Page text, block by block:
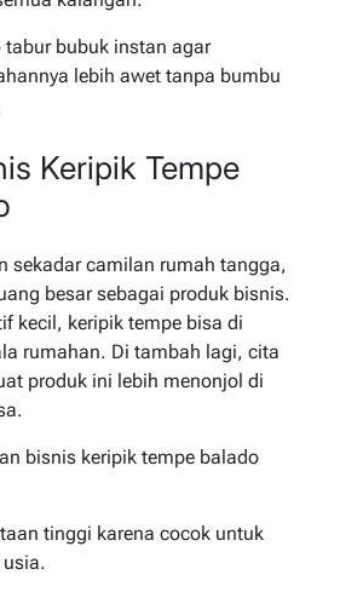
tabur bubuk instan agar
lebih awet tanpa bumbu
Keripik Tempe
sekadar camilan rumah tangga,
besar sebagai produk bisnis.
kecil, keripik tempe bisa di
rumahan. Di tambah lagi, cita
produk ini lebih menonjol di
bisnis keripik tempe balado
tinggi karena cocok untuk